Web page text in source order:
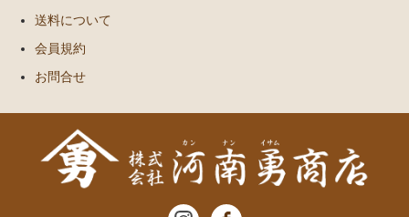
送料について
会員規約
お問合せ